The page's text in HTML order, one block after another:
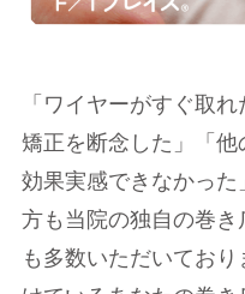
「ワイヤーがすぐ取
矯正を断念した」「
効果実感できなかっ
方も当院の独自の巻
も多数いただいてお